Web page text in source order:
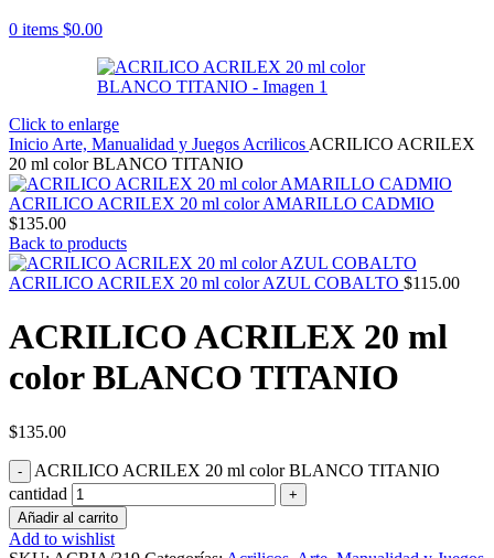
0 items $0.00
Click to enlarge
Inicio Arte, Manualidad y Juegos Acrilicos ACRILICO ACRILEX
20 ml color BLANCO TITANIO
ACRILICO ACRILEX 20 ml color AMARILLO CADMIO
$135.00
Back to products
ACRILICO ACRILEX 20 ml color AZUL COBALTO $115.00
ACRILICO ACRILEX 20 ml
color BLANCO TITANIO
$135.00
ACRILICO ACRILEX 20 ml color BLANCO TITANIO
cantidad
Añadir al carrito
Add to wishlist